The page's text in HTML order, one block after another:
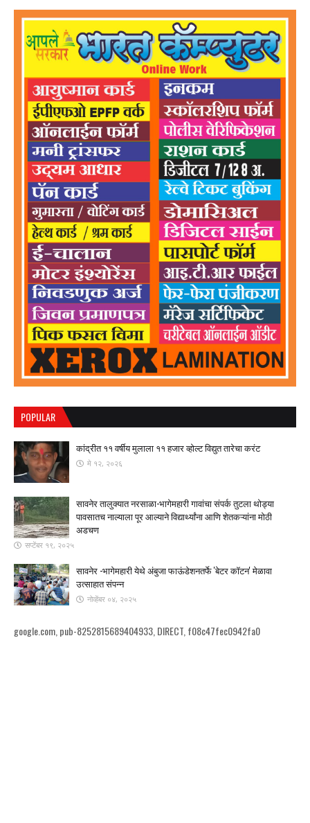
POPULAR
कांद्रीत ११ वर्षीय मुलाला ११ हजार व्होल्ट विद्युत तारेचा करंट
मे १२, २०२६
सावनेर तालुक्यात नरसाळा-भागेमहारी गावांचा संपर्क तुटला ​थोड्या
पावसातच नाल्याला पूर आल्याने विद्यार्थ्यांना आणि शेतकऱ्यांना मोठी
अडचण
सप्टेंबर १९, २०२५
सावनेर -भागेमहारी येथे अंबुजा फाऊंडेशनतर्फे 'बेटर कॉटन' मेळावा
उत्साहात संपन्न
नोव्हेंबर ०४, २०२५
google.com, pub-8252815689404933, DIRECT, f08c47fec0942fa0